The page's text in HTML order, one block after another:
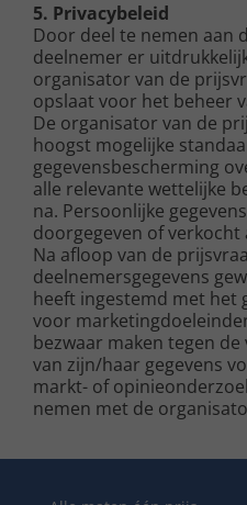
5. Privacybeleid
Door deel te nemen aan
deelnemer er
organisator van de
opslaat voor het beheer
De organisator van de
hoogst mogelijke
gegevensbescherming
alle relevante wettelijke
na. Persoonlijke
doorgegeven of verkocht
Na afloop van de
deelnemersgegevens
heeft ingestemd met het
voor
bezwaar maken tegen
van zijn/haar gegevens
markt- of
nemen met de